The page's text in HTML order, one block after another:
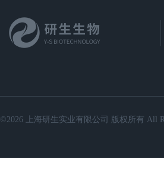
©2026 上海研生实业有限公司 版权所有 All